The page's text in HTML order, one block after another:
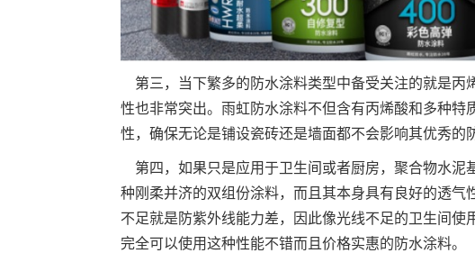
第三，当下繁多的防水涂料类型中备受关注的就是丙
性也非常突出。雨虹防水涂料不但含有丙烯酸和多种
性，确保无论是铺设瓷砖还是墙面都不会影响其优秀的
第四，如果只是应用于卫生间或者厨房，聚合物水泥
种刚柔并济的双组份涂料，而且其本身具有良好的透
不足就是防紫外线能力差，因此像光线不足的卫生间
完全可以使用这种性能不错而且价格实惠的防水涂料。